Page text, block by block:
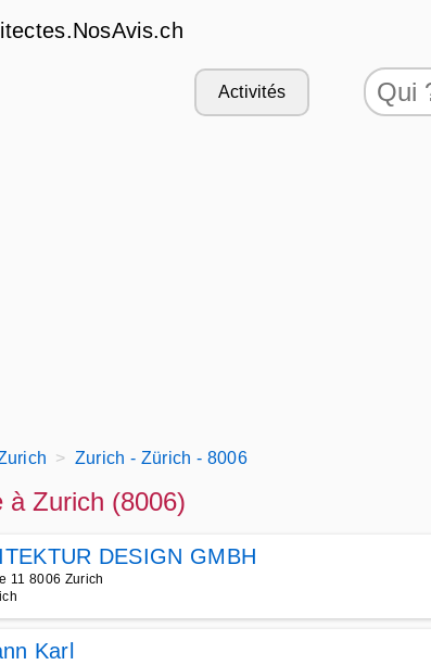
Activités
Zurich - Zürich - 8006
à Zurich (8006)
DESIGN GMBH
11 8006 Zurich
Karl